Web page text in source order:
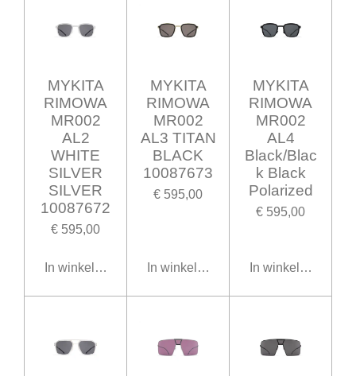
MYKITA
RIMOWA
MR002
AL2
WHITE
SILVER
SILVER
10087672
€ 595,00
In winkelwagen
MYKITA
RIMOWA
MR002
AL3 TITAN
BLACK
10087673
€ 595,00
In winkelwagen
MYKITA
RIMOWA
MR002
AL4
Black/Blac
k Black
Polarized
€ 595,00
In winkelwagen